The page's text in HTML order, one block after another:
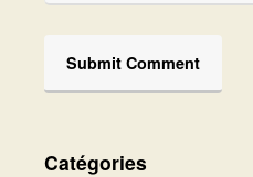
Catégories